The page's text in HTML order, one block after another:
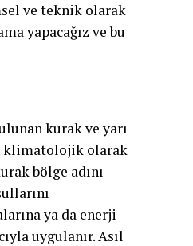
ve teknik olarak
yapacağız ve bu
kurak ve yarı
klimatolojik olarak
bölge adını
ya da enerji
uygulanır. Asıl